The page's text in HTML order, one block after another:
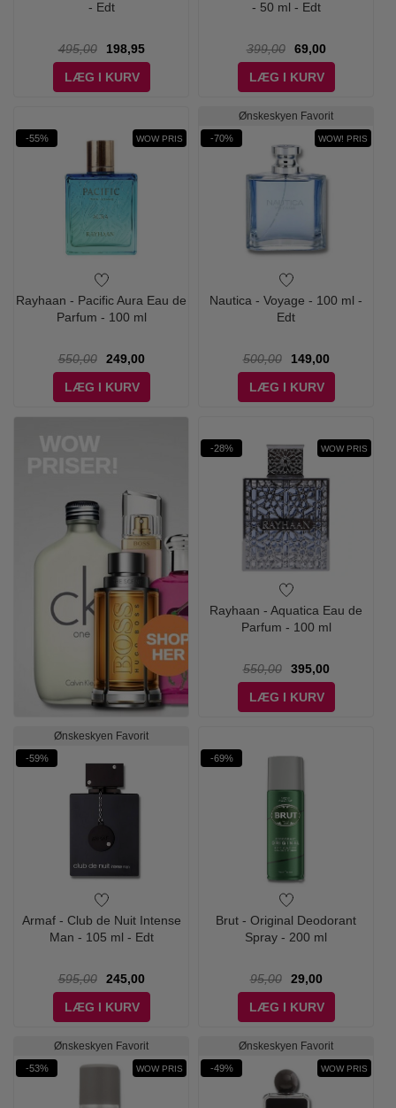
- Edt
495,00
198,95
LÆG I KURV
- 50 ml - Edt
399,00
69,00
LÆG I KURV
-55% WOW PRIS
Rayhaan - Pacific Aura Eau de
Parfum - 100 ml
550,00
249,00
LÆG I KURV
Ønskeskyen Favorit
-70% WOW! PRIS
Nautica - Voyage - 100 ml -
Edt
500,00
149,00
LÆG I KURV
-28% WOW PRIS
Rayhaan - Aquatica Eau de
Parfum - 100 ml
550,00
395,00
LÆG I KURV
Ønskeskyen Favorit
-59%
Armaf - Club de Nuit Intense
Man - 105 ml - Edt
595,00
245,00
LÆG I KURV
-69%
Brut - Original Deodorant
Spray - 200 ml
95,00
29,00
LÆG I KURV
Ønskeskyen Favorit
-53% WOW PRIS
Ønskeskyen Favorit
-49% WOW PRIS